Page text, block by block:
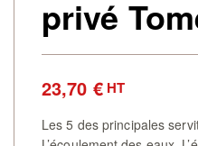
privé
23,70 €HT
Les 5 des principales